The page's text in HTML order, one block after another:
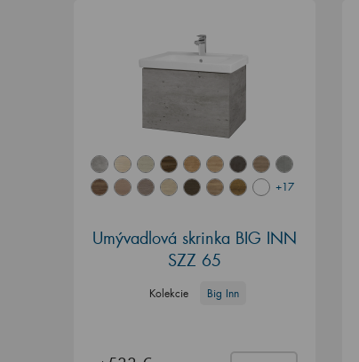
+17
Umývadlová skrinka BIG INN
SZZ 65
Kolekcie Big Inn